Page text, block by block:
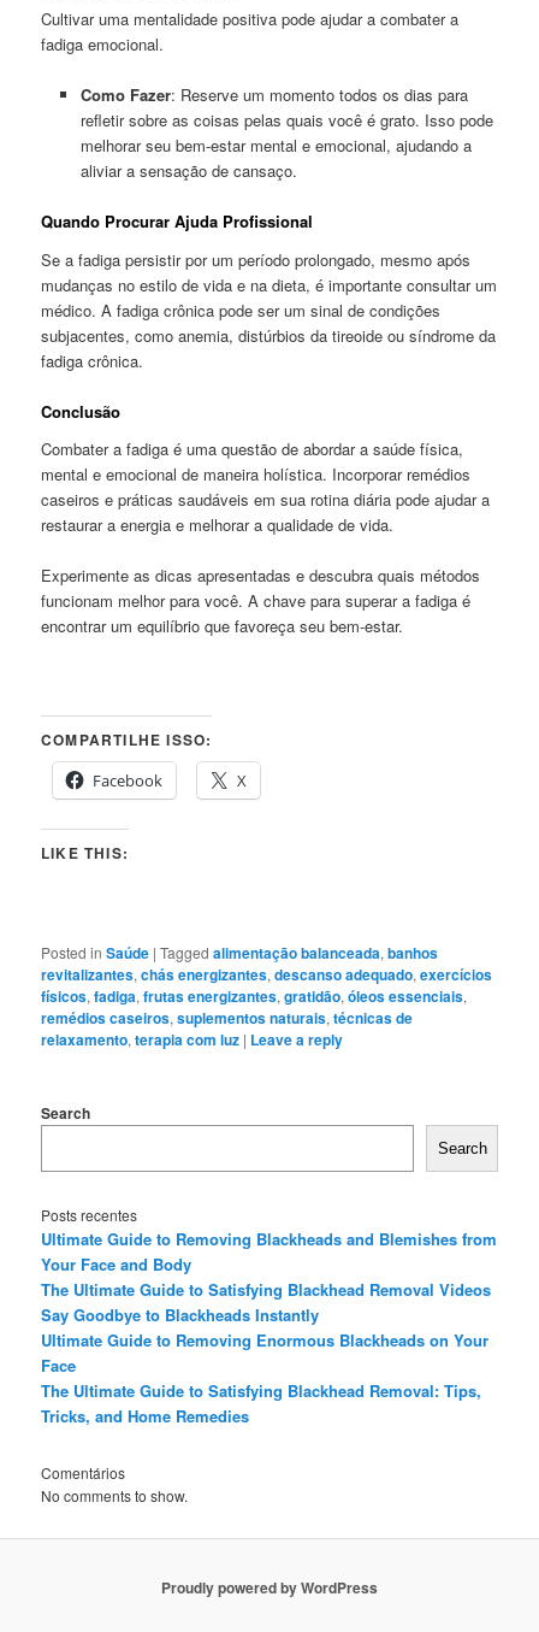
Cultivar uma mentalidade positiva pode ajudar a combater a
fadiga emocional.
Como Fazer: Reserve um momento todos os dias para
refletir sobre as coisas pelas quais você é grato. Isso pode
melhorar seu bem-estar mental e emocional, ajudando a
aliviar a sensação de cansaço.
Quando Procurar Ajuda Profissional
Se a fadiga persistir por um período prolongado, mesmo após
mudanças no estilo de vida e na dieta, é importante consultar um
médico. A fadiga crônica pode ser um sinal de condições
subjacentes, como anemia, distúrbios da tireoide ou síndrome da
fadiga crônica.
Conclusão
Combater a fadiga é uma questão de abordar a saúde física,
mental e emocional de maneira holística. Incorporar remédios
caseiros e práticas saudáveis em sua rotina diária pode ajudar a
restaurar a energia e melhorar a qualidade de vida.
Experimente as dicas apresentadas e descubra quais métodos
funcionam melhor para você. A chave para superar a fadiga é
encontrar um equilíbrio que favoreça seu bem-estar.
COMPARTILHE ISSO:
Facebook
X
LIKE THIS:
Posted in Saúde |Tagged alimentação balanceada,banhos
revitalizantes,chás energizantes,descanso adequado,exercícios
físicos,fadiga,frutas energizantes,gratidão,óleos essenciais,
remédios caseiros,suplementos naturais,técnicas de
relaxamento,terapia com luz | Leave a reply
Search
Search
Posts recentes
Ultimate Guide to Removing Blackheads and Blemishes from
Your Face and Body
The Ultimate Guide to Satisfying Blackhead Removal Videos
Say Goodbye to Blackheads Instantly
Ultimate Guide to Removing Enormous Blackheads on Your
Face
The Ultimate Guide to Satisfying Blackhead Removal: Tips,
Tricks, and Home Remedies
Comentários
No comments to show.
Proudly powered by WordPress